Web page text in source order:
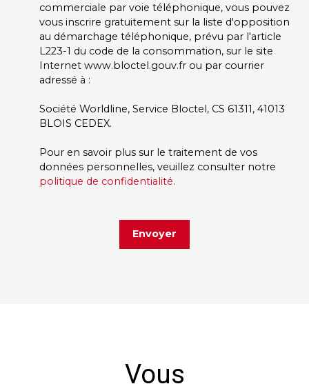
commerciale par voie téléphonique, vous pouvez
vous inscrire gratuitement sur la liste d'opposition
au démarchage téléphonique, prévu par l'article
L223-1 du code de la consommation, sur le site
Internet www.bloctel.gouv.fr ou par courrier
adressé à :
Société Worldline, Service Bloctel, CS 61311, 41013
BLOIS CEDEX.
Pour en savoir plus sur le traitement de vos
données personnelles, veuillez consulter notre
politique de confidentialité.
Envoyer
Vous